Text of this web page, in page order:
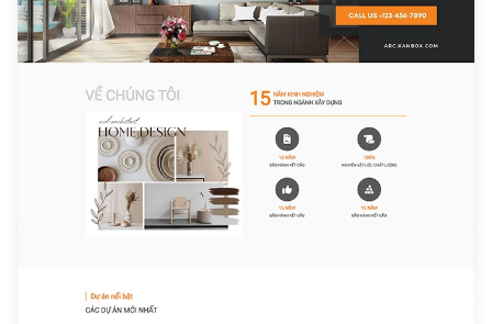
Liên hệ
RESOURCE
Plugin
Blog
Tài liệu hướng dẫn